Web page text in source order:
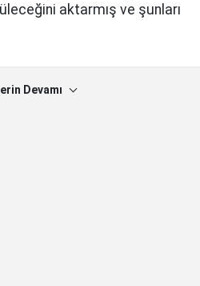
aktarmış ve şunları
Devamı